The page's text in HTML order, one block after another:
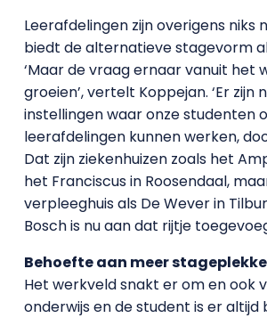
Leerafdelingen zijn overigens niks
biedt de alternatieve stagevorm
‘Maar de vraag ernaar vanuit het
groeien’, vertelt Koppejan. ‘Er zijn
instellingen waar onze studenten
leerafdelingen kunnen werken,
Dat zijn ziekenhuizen zoals het
het Franciscus in Roosendaal,
verpleeghuis als De Wever in
Bosch is nu aan dat rijtje
Behoefte aan meer
Het werkveld snakt er om en ook
onderwijs en de student is er